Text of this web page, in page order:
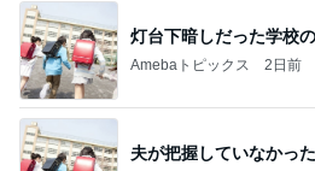
灯台下暗しだった学校
Amebaトピックス 2日前
夫が把握していなかっ